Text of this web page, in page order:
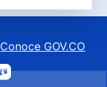
Conoce GOV.CO